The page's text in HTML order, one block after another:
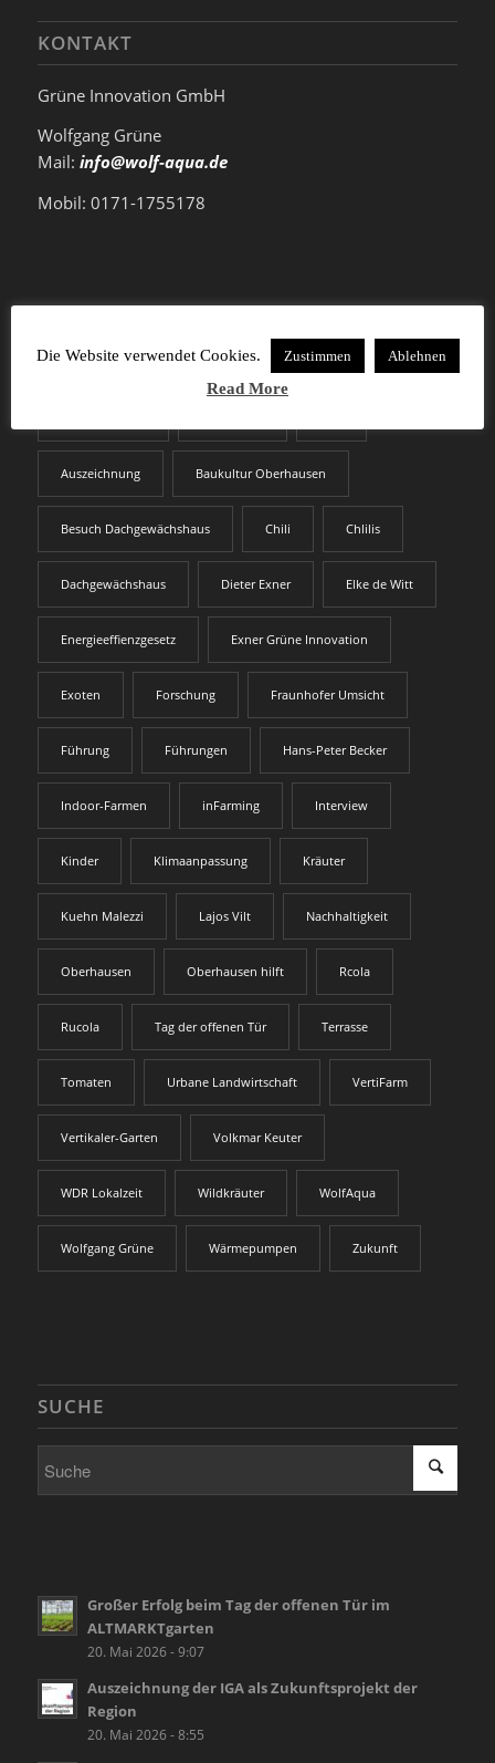
KONTAKT
Grüne Innovation GmbH
Wolfgang Grüne
Mail: info@wolf-aqua.de
Mobil: 0171-1755178
SCHLAGWÖRTER
Auszeichnung Baukultur Oberhausen
Besuch Dachgewächshaus Chili Chlilis
Dachgewächshaus Dieter Exner Elke de Witt
Energieeffienzgesetz Exner Grüne Innovation
Exoten Forschung Fraunhofer Umsicht
Führung Führungen Hans-Peter Becker
Indoor-Farmen inFarming Interview
Kinder Klimaanpassung Kräuter
Kuehn Malezzi Lajos Vilt Nachhaltigkeit
Oberhausen Oberhausen hilft Rcola
Rucola Tag der offenen Tür Terrasse
Tomaten Urbane Landwirtschaft VertiFarm
Vertikaler-Garten Volkmar Keuter
WDR Lokalzeit Wildkräuter WolfAqua
Wolfgang Grüne Wärmepumpen Zukunft
SUCHE
Großer Erfolg beim Tag der offenen Tür im
ALTMARKTgarten
20. Mai 2026 - 9:07
Auszeichnung der IGA als Zukunftsprojekt der
Region
20. Mai 2026 - 8:55
Die Website verwendet Cookies. Zustimmen Ablehnen
Read More